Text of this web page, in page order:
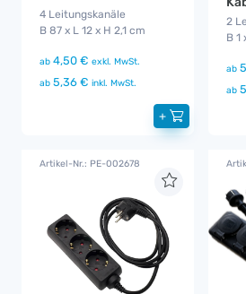
4 Leitungskanäle
B 87 x L 12 x H 2,1 cm
ab 4,50 € exkl. MwSt.
ab 5,36 € inkl. MwSt.
+
2
B 1
ab
ab
Artikel-Nr.: PE-002678